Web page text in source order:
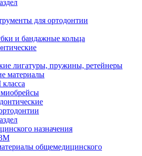
для ортодонтии
и бандажные кольца
лигатуры, пружины, ретейнеры
материалы
назначения
общемедицинского